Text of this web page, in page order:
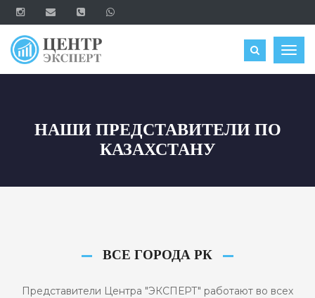
ОЦЕНИТЬ
НАШИ ПРЕДСТАВИТЕЛИ ПО
КАЗАХСТАНУ
ВСЕ ГОРОДА РК
Представители Центра "ЭКСПЕРТ" работают во всех